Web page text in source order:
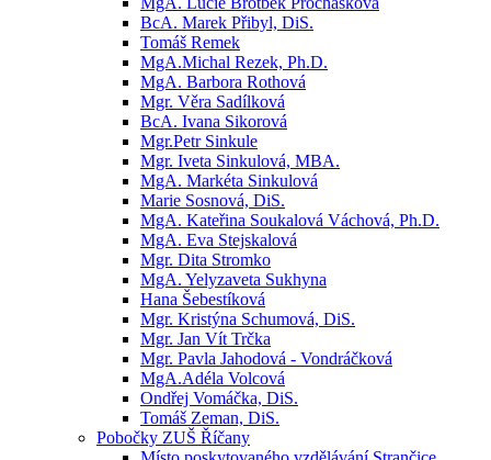
BcA. Marek Přibyl, DiS.
Tomáš Remek
MgA.Michal Rezek, Ph.D.
MgA. Barbora Rothová
Mgr. Věra Sadílková
BcA. Ivana Sikorová
Mgr.Petr Sinkule
Mgr. Iveta Sinkulová, MBA.
MgA. Markéta Sinkulová
Marie Sosnová, DiS.
MgA. Kateřina Soukalová Váchová, Ph.D.
MgA. Eva Stejskalová
Mgr. Dita Stromko
MgA. Yelyzaveta Sukhyna
Hana Šebestíková
Mgr. Kristýna Schumová, DiS.
Mgr. Jan Vít Trčka
Mgr. Pavla Jahodová - Vondráčková
MgA.Adéla Volcová
Ondřej Vomáčka, DiS.
Tomáš Zeman, DiS.
Pobočky ZUŠ Říčany